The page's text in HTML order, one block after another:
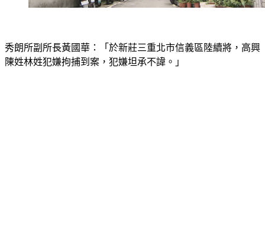
陳姓林姓犯嫌拘捕到案，犯嫌坦承不諱。」